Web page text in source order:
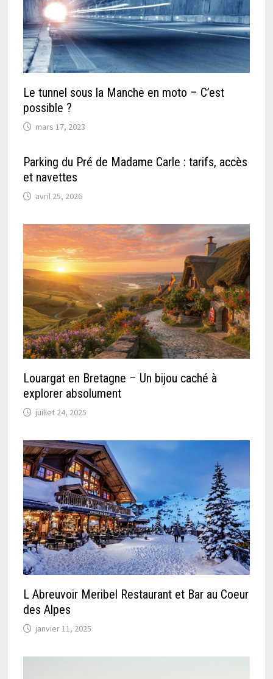
Le tunnel sous la Manche en moto – C’est
possible ?
mars 17, 2023
Parking du Pré de Madame Carle : tarifs, accès
et navettes
avril 25, 2026
Louargat en Bretagne – Un bijou caché à
explorer absolument
juillet 24, 2025
L Abreuvoir Meribel Restaurant et Bar au Coeur
des Alpes
janvier 11, 2025